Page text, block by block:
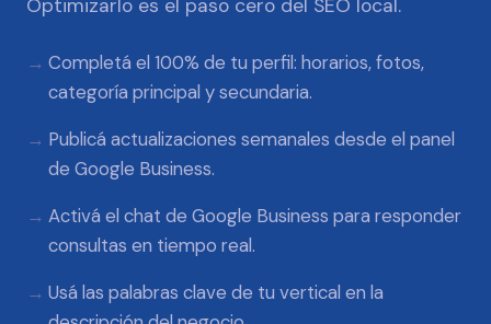
Optimizarlo es el paso cero del SEO local.
Completá el 100% de tu perfil: horarios, fotos,
categoría principal y secundaria.
Publicá actualizaciones semanales desde el panel
de Google Business.
Activá el chat de Google Business para responder
consultas en tiempo real.
Usá las palabras clave de tu vertical en la